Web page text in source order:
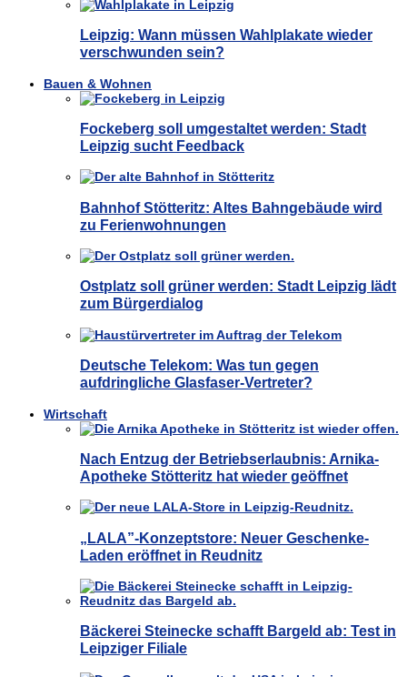
Leipzig: Wann müssen Wahlplakate wieder
verschwunden sein?
Bauen & Wohnen
Fockeberg soll umgestaltet werden: Stadt
Leipzig sucht Feedback
Bahnhof Stötteritz: Altes Bahngebäude wird
zu Ferienwohnungen
Ostplatz soll grüner werden: Stadt Leipzig lädt
zum Bürgerdialog
Deutsche Telekom: Was tun gegen
aufdringliche Glasfaser-Vertreter?
Wirtschaft
Nach Entzug der Betriebserlaubnis: Arnika-
Apotheke Stötteritz hat wieder geöffnet
„LALA”-Konzeptstore: Neuer Geschenke-
Laden eröffnet in Reudnitz
Bäckerei Steinecke schafft Bargeld ab: Test in
Leipziger Filiale